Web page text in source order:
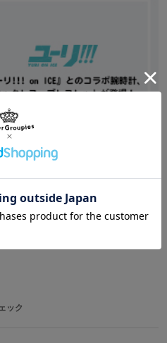
とは一部異なる場合がございま
ティーツー様まで
国
ラス、プラスチックパール、ホロ
）
時計&アクセサリー
ック